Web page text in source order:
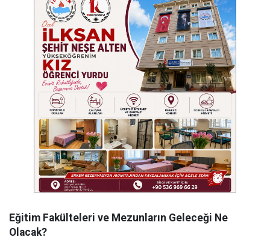
Eğitim Fakülteleri ve Mezunların Geleceği Ne
Olacak?